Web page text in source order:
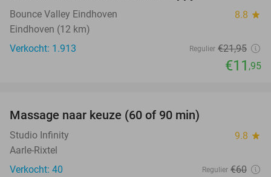
Bounce Valley Eindhoven 8.8 star
Eindhoven (12 km)
Verkocht: 1.913
Regulier €21,95
€11 ,95
Massage naar keuze (60 of 90 min)
Studio Infinity 9.8 star
Aarle-Rixtel
Verkocht: 40
Regulier €60